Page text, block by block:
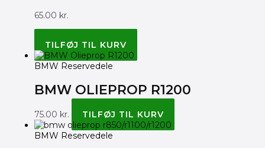
65.00 kr.
BMW ORIGINAL 13541341797
TILFØJ TIL KURV
BMW Reservedele
BMW OLIEPROP R1200
75.00 kr.
TILFØJ TIL KURV
BMW Reservedele